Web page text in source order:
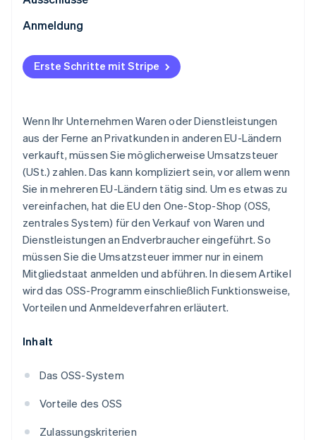
USt.-Erklärung innerhalb der EU
USt.-Erklärung außerhalb der EU
USt.-Zahlung im OSS
Anmeldung
Erste Schritte mit Stripe
Wenn Ihr Unternehmen Waren oder Dienstleistungen
aus der Ferne an Privatkunden in anderen EU-Ländern
verkauft, müssen Sie möglicherweise Umsatzsteuer
(USt.) zahlen. Das kann kompliziert sein, vor allem wenn
Sie in mehreren EU-Ländern tätig sind. Um es etwas zu
vereinfachen, hat die EU den One-Stop-Shop (OSS,
zentrales System) für den Verkauf von Waren und
Dienstleistungen an Endverbraucher eingeführt. So
müssen Sie die Umsatzsteuer immer nur in einem
Mitgliedstaat anmelden und abführen. In diesem Artikel
wird das OSS-Programm einschließlich Funktionsweise,
Vorteilen und Anmeldeverfahren erläutert.
Inhalt
Das OSS-System
Vorteile des OSS
Zulassungskriterien